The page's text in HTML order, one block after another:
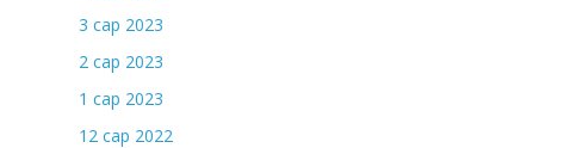
3 сар 2023
2 сар 2023
1 сар 2023
12 сар 2022